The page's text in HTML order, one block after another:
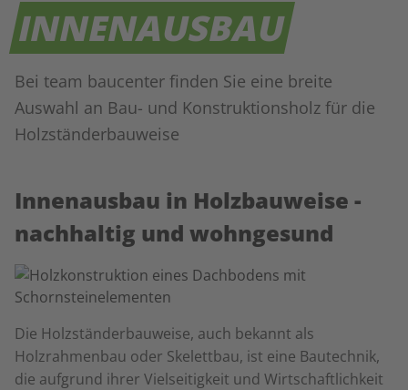
INNENAUSBAU
Bei team baucenter finden Sie eine breite
Auswahl an Bau- und Konstruktionsholz für die
Holzständerbauweise
Innenausbau in Holzbauweise -
nachhaltig und wohngesund
Die Holzständerbauweise, auch bekannt als
Holzrahmenbau oder Skelettbau, ist eine Bautechnik,
die aufgrund ihrer Vielseitigkeit und Wirtschaftlichkeit